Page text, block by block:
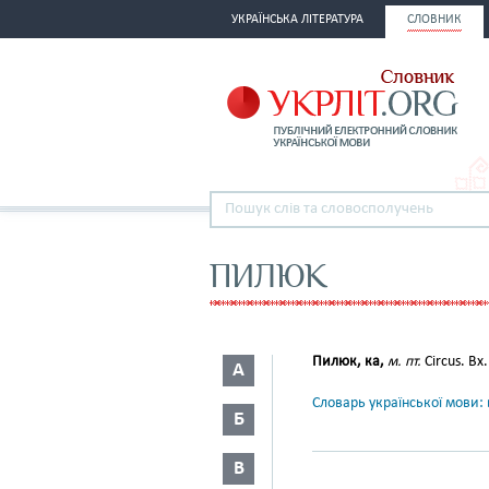
УКРАЇНСЬКА ЛІТЕРАТУРА СЛОВНИК
ПИЛЮК
А
Б
В
Пилюк, ка, м. пт. Circus.
Словарь української